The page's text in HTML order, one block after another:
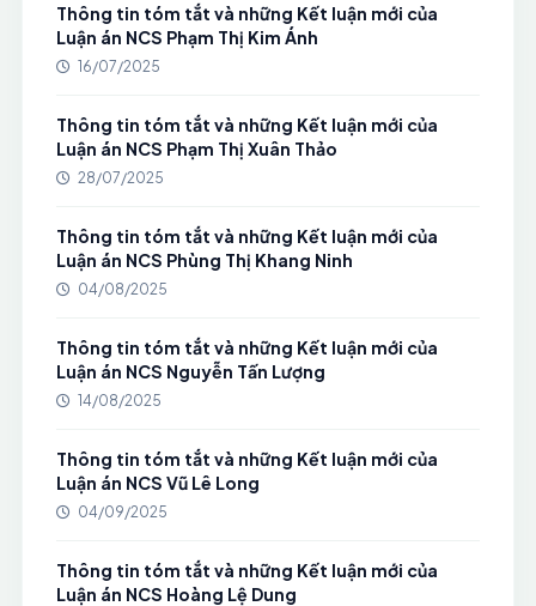
Thông tin tóm tắt và những Kết luận mới của
Luận án NCS Phạm Thị Kim Ánh
16/07/2025
Thông tin tóm tắt và những Kết luận mới của
Luận án NCS Phạm Thị Xuân Thảo
28/07/2025
Thông tin tóm tắt và những Kết luận mới của
Luận án NCS Phùng Thị Khang Ninh
04/08/2025
Thông tin tóm tắt và những Kết luận mới của
Luận án NCS Nguyễn Tấn Lượng
14/08/2025
Thông tin tóm tắt và những Kết luận mới của
Luận án NCS Vũ Lê Long
04/09/2025
Thông tin tóm tắt và những Kết luận mới của
Luận án NCS Hoàng Lệ Dung